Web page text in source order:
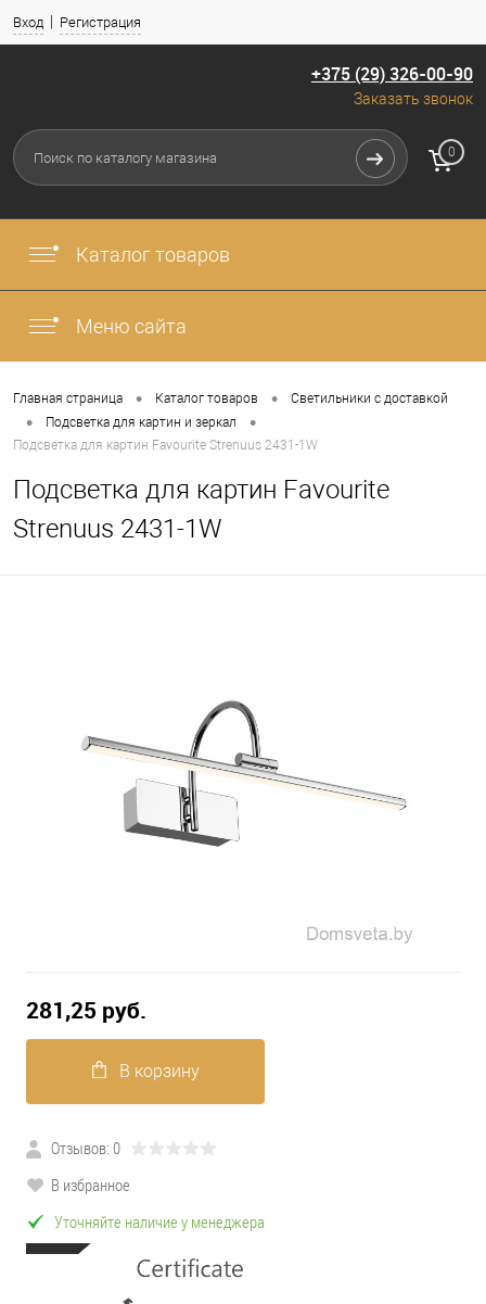
Вход Регистрация
+375 (29) 326-00-90
Заказать звонок
Меню сайта
Каталог товаров
0
Главная страница • Каталог товаров • Светильники с доставкой
• Подсветка для картин и зеркал •
Подсветка для картин Favourite Strenuus 2431-1W
Подсветка для картин Favourite
Strenuus 2431-1W
281,25 pуб.
В корзину
Отзывов: 0
В избранное
Уточняйте наличие у менеджера